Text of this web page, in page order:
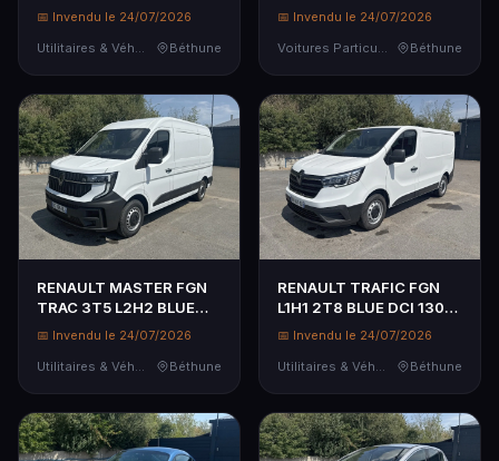
Authentique Euro 5 -
Carrosserie : DERIV VP -
📅 Invendu le 24/07/2026
Béthune
Genre : VP - Carrosserie :
Couleur : NOIR -
📅 Invendu le 24/07/2026
Béthune
RENAULT MASTER FGN
TRAC 3T5 L2H2 BLUE
DCI 150 ADVANCE -
L2H2 BLUE DCI 150
📅 Invendu le 24/07/2026
Utilitaires & Véhicules de Société
Béthune
RENAULT TRAFIC FGN
L1H1 2T8 BLUE DCI 130
GSR2 ADVANCE -
BLUE DCI 130 GSR2
📅 Invendu le 24/07/2026
Utilitaires & Véhicules de Société
Béthune